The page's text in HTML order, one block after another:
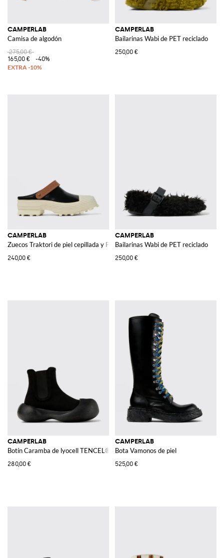
CAMPERLAB
Camisa de algodón
275,00 €
165,00 €
-40%
CAMPERLAB
Bailarinas Wabi de PET reciclado
250,00 €
CAMPERLAB
Zuecos Traktori de piel cepillada y PU
240,00 €
CAMPERLAB
Bailarinas Wabi de PET reciclado
250,00 €
CAMPERLAB
Botín Caramba de lyocell TENCEL®
280,00 €
CAMPERLAB
Bota Vamonos de piel
525,00 €